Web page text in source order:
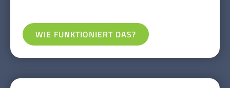
WIE FUNKTIONIERT DAS?